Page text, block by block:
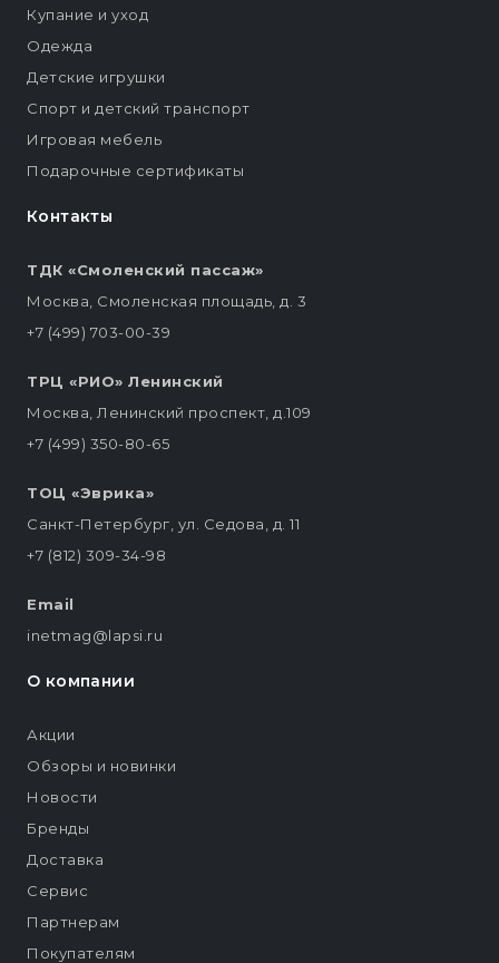
Контакты
ТДК «Смоленский пассаж»
Москва, Смоленская площадь, д. 3
+7 (499) 703-00-39
ТРЦ «РИО» Ленинский
Москва, Ленинский проспект, д.109
+7 (499) 350-80-65
ТОЦ «Эврика»
Санкт-Петербург, ул. Седова, д. 11
+7 (812) 309-34-98
Email
inetmag@lapsi.ru
Купание и уход
Одежда
Детские игрушки
Спорт и детский транспорт
Игровая мебель
Подарочные сертификаты
О компании
Акции
Обзоры и новинки
Новости
Бренды
Доставка
Сервис
Партнерам
Покупателям